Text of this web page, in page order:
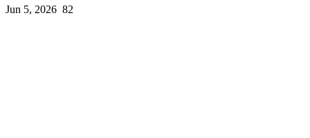
Jun 5, 2026 82